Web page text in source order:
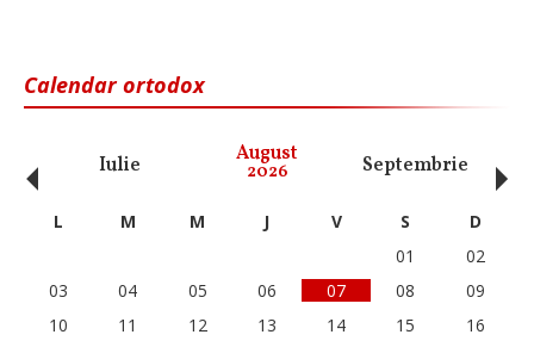
Calendar ortodox
Iulie August
2026 Septembrie
‹ L M M J V S
D
01
02
03
04 05 06 07 08
09
10
11 12 13 14 15
16